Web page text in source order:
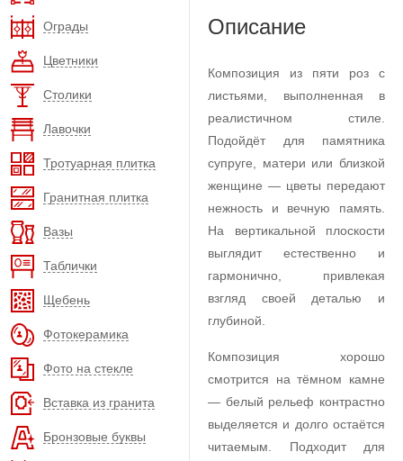
Ограды
Цветники
Столики
Лавочки
Тротуарная плитка
Гранитная плитка
Вазы
Таблички
Щебень
Фотокерамика
Фото на стекле
Вставка из гранита
Бронзовые буквы
Описание
Композиция из пяти роз с
листьями, выполненная в
реалистичном стиле.
Подойдёт для памятника
супруге, матери или близкой
женщине — цветы передают
нежность и вечную память.
На вертикальной плоскости
выглядит естественно и
гармонично, привлекая
взгляд своей деталью и
глубиной.
Композиция хорошо
смотрится на тёмном камне
— белый рельеф контрастно
выделяется и долго остаётся
читаемым. Подходит для